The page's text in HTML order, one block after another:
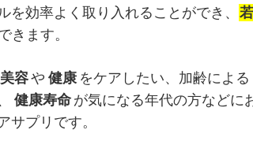
を効率よく取り入れることができ、
きます。
美容や 健康 をケアしたい、加齢による
健康寿命 が気になる年代の方などに
サプリです。